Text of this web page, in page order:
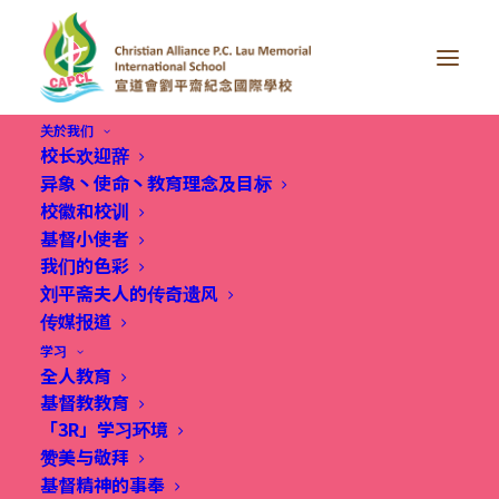
关於我们
校长欢迎辞
异象丶使命丶教育理念及目标
校徽和校训
基督小使者
我们的色彩
刘平斋夫人的传奇遗风
传媒报道
学习
全人教育
基督教教育
「3R」学习环境
赞美与敬拜
基督精神的事奉
27 Aug 2025, 小学直击｜宣道会刘平斋纪念国
际学校 愉快学习模式 学生主导参与校队事务 训
练领导力, 荷花亲子